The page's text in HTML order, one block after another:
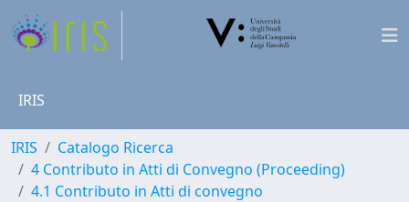
IRIS
IRIS
Catalogo Ricerca
4 Contributo in Atti di Convegno (Proceeding)
4.1 Contributo in Atti di convegno